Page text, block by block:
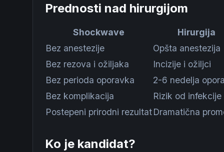
Prednosti nad hirurgijom
Shockwave
Hirurgija
Bez anestezije
Opšta anestezija
Bez rezova i ožiljaka
Incizije i ožiljci
Bez perioda oporavka
2-6 nedelja
Bez komplikacija
Rizik od infekcije
Postepeni prirodni rezultatDramatična
Ko je kandidat?